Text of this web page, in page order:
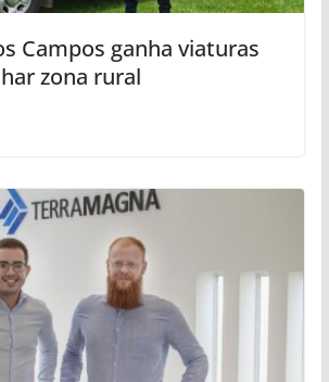
Campos ganha viaturas
zona rural